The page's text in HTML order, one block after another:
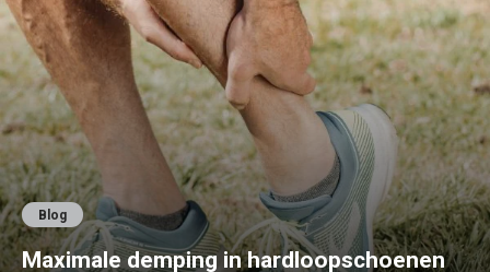
Blog
Maximale demping in hardloopschoenen